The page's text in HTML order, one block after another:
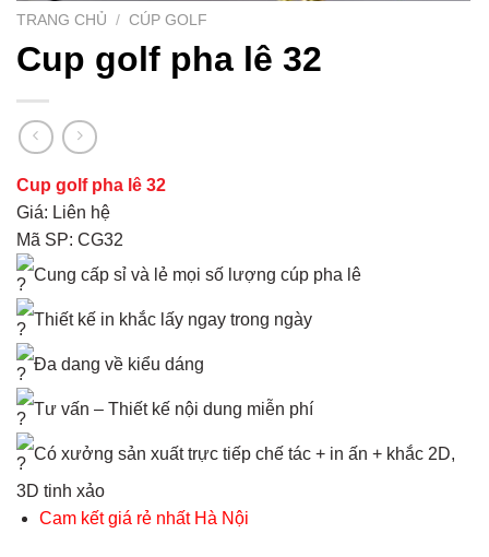
TRANG CHỦ / CÚP GOLF
Cup golf pha lê 32
Cup golf pha lê 32
Giá: Liên hệ
Mã SP: CG32
Cung cấp sỉ và lẻ mọi số lượng cúp pha lê
Thiết kế in khắc lấy ngay trong ngày
Đa dang về kiểu dáng
Tư vấn – Thiết kế nội dung miễn phí
Có xưởng sản xuất trực tiếp chế tác + in ấn + khắc 2D,
3D tinh xảo
Cam kết giá rẻ nhất Hà Nội